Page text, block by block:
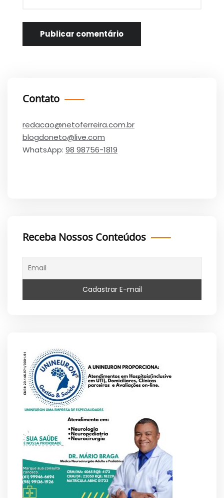
Contato
redacao@netoferreira.com.br
blogdoneto@live.com
WhatsApp: 98 98756-1819
Receba Nossos Conteúdos